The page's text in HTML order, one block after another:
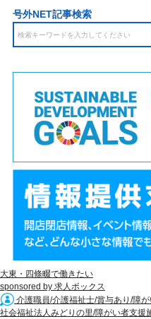
号外NET記事検索
大東・四條畷で働きたい
sponsored by 求人ボックス
介護職員/介護福祉士/賞与あり/障
社会福祉法人みどりの里/障がい者支援